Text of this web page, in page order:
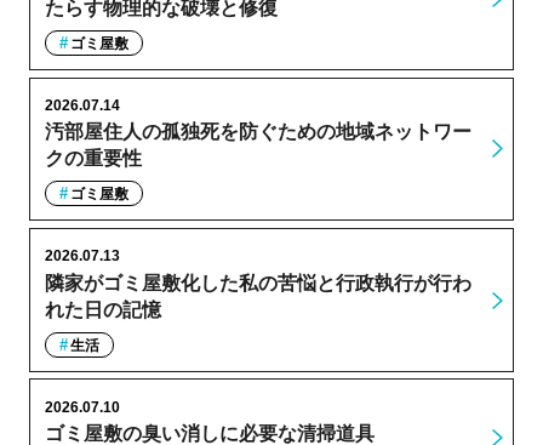
たらす物理的な破壊と修復
ゴミ屋敷
汚部屋住人の孤独死を防ぐための地域ネットワー
クの重要性
2026.07.14
ゴミ屋敷
隣家がゴミ屋敷化した私の苦悩と行政執行が行わ
れた日の記憶
2026.07.13
生活
ゴミ屋敷の臭い消しに必要な清掃道具
2026.07.10